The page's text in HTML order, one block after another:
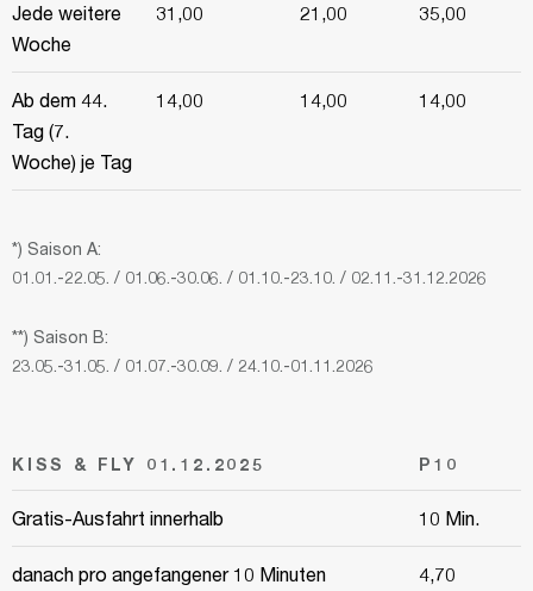
Jede weitere
Woche
31,00 21,00 35,00
Ab dem 44.
Tag (7.
Woche) je Tag
14,00 14,00 14,00
*) Saison A:
01.01.-22.05. / 01.06.-30.06. / 01.10.-23.10. / 02.11.-31.12.2026
**) Saison B:
23.05.-31.05. / 01.07.-30.09. / 24.10.-01.11.2026
KISS & FLY 01.12.2025 P10
Gratis-Ausfahrt innerhalb 10 Min.
danach pro angefangener 10 Minuten 4,70